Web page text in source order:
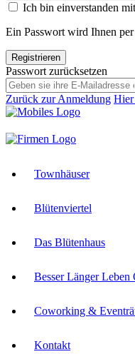
Ich bin einverstanden mit
Ein Passwort wird Ihnen
Registrieren
Passwort zurücksetzen
Zurück zur Anmeldung Hier
Townhäuser
Blütenviertel
Das Blütenhaus
Besser Länger Leben
Coworking &
Kontakt